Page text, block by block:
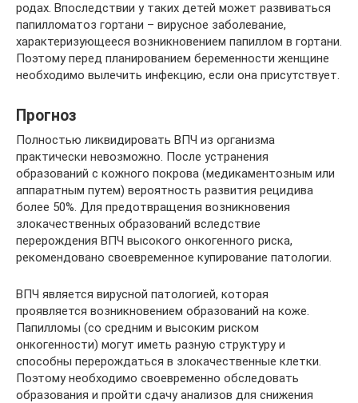
родах. Впоследствии у таких детей может развиваться
папилломатоз гортани – вирусное заболевание,
характеризующееся возникновением папиллом в гортани.
Поэтому перед планированием беременности женщине
необходимо вылечить инфекцию, если она присутствует.
Прогноз
Полностью ликвидировать ВПЧ из организма
практически невозможно. После устранения
образований с кожного покрова (медикаментозным или
аппаратным путем) вероятность развития рецидива
более 50%. Для предотвращения возникновения
злокачественных образований вследствие
перерождения ВПЧ высокого онкогенного риска,
рекомендовано своевременное купирование патологии.
ВПЧ является вирусной патологией, которая
проявляется возникновением образований на коже.
Папилломы (со средним и высоким риском
онкогенности) могут иметь разную структуру и
способны перерождаться в злокачественные клетки.
Поэтому необходимо своевременно обследовать
образования и пройти сдачу анализов для снижения